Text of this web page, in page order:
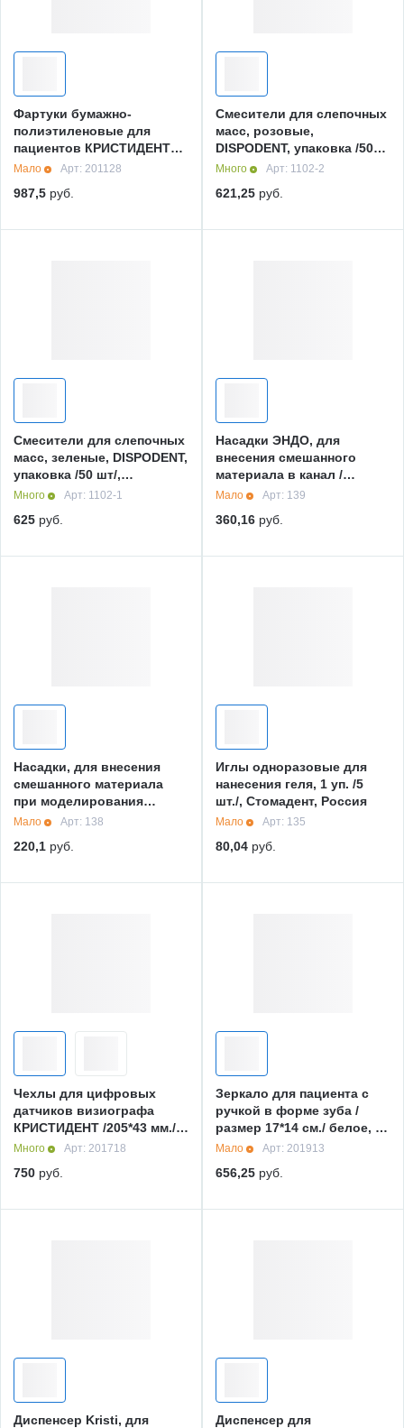
Фартуки бумажно-
полиэтиленовые для
пациентов КРИСТИДЕНТ
/61*53 см./ /лимонный/, 1
Мало Арт: 201128
987,5 руб.
Смесители для слепочных
масс, розовые,
DISPODENT, упаковка /50
шт/, Дисподент, КНР
Много Арт: 1102-2
621,25 руб.
Смесители для слепочных
масс, зеленые, DISPODENT,
упаковка /50 шт/,
Дисподент, КНР
Много Арт: 1102-1
625 руб.
Насадки ЭНДО, для
внесения смешанного
материала в канал /
белые/, 1 уп. /10 шт./,
Мало Арт: 139
360,16 руб.
Насадки, для внесения
смешанного материала
при моделирования
культи /белые/, 1 уп. /10
Мало Арт: 138
220,1 руб.
Иглы одноразовые для
нанесения геля, 1 уп. /5
шт./, Стомадент, Россия
Мало Арт: 135
80,04 руб.
Чехлы для цифровых
датчиков визиографа
КРИСТИДЕНТ /205*43 мм./,
/500 шт./, Кристи, Россия
Много Арт: 201718
750 руб.
Зеркало для пациента с
ручкой в форме зуба /
размер 17*14 см./ белое, 1
шт., Кристи
Мало Арт: 201913
656,25 руб.
Диспенсер Kristi, для Диспенсер для